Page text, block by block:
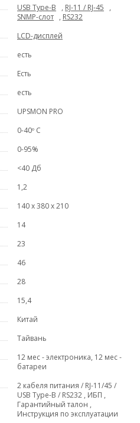
USB Type-B , RJ-11 / RJ-45
,
SNMP-слот , RS232
LCD-дисплей
есть
Есть
есть
UPSMON PRO
0-40º C
0-95%
<40 Дб
1,2
140 х 380 х 210
14
23
46
28
15,4
Китай
Тайвань
12 мес - электроника, 12 мес -
батареи
2 кабеля питания / RJ-11/45 /
USB Type-B / RS232 , ИБП ,
Гарантийный талон ,
Инструкция по эксплуатации